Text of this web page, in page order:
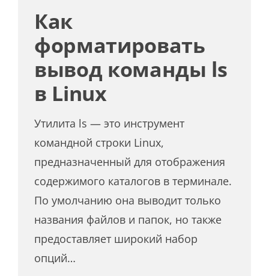
Как
форматировать
вывод команды ls
в Linux
Утилита ls — это инструмент
командной строки Linux,
предназначенный для отображения
содержимого каталогов в терминале.
По умолчанию она выводит только
названия файлов и папок, но также
предоставляет широкий набор
опций…